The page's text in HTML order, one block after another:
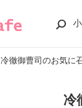
冷徹御曹司のお気に
冷